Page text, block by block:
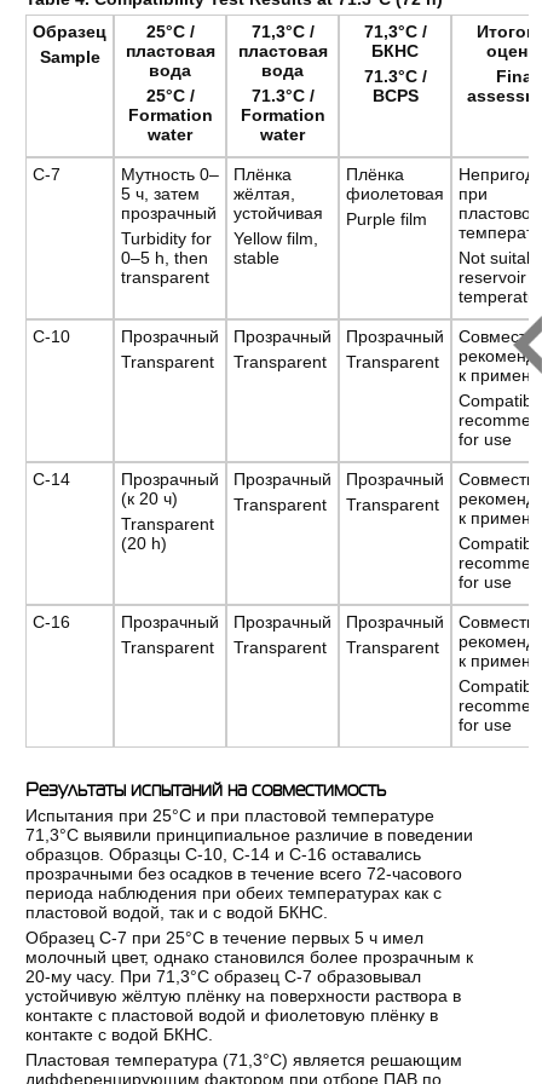
Образец
Sample
25°С /
пластовая
вода
25°C/
Formation
water
71,3°С /
пластовая
вода
71.3°C/
Formation
water
71,3°С /
БКНС
71.3°C /
BCPS
Final
С-7
Мутность 0–
5 ч, затем
прозрачный
Turbidity for
0–5 h, then
transparent
Плёнка
жёлтая,
устойчивая
Yellow film,
stable
Плёнка
фиолетовая
Purple film
при
пластовой
Not
reservoir
С-10
Прозрачный
Transparent
Прозрачный
Transparent
Прозрачный
Transparent
к
for use
С-14
Прозрачный
(к 20 ч)
Transparent
(20 h)
Прозрачный
Transparent
Прозрачный
Transparent
к
for use
С-16
Прозрачный
Transparent
Прозрачный
Transparent
Прозрачный
Transparent
к
for use
Результаты испытаний на совместимость
Испытания при 25°С и при пластовой температуре
71,3°С выявили принципиальное различие в поведении
образцов. Образцы С-10, С-14 и С-16 оставались
прозрачными без осадков в течение всего 72-часового
периода наблюдения при обеих температурах как с
пластовой водой, так и с водой БКНС.
Образец С-7 при 25°С в течение первых 5 ч имел
молочный цвет, однако становился более прозрачным к
20-му часу. При 71,3°С образец С-7 образовывал
устойчивую жёлтую плёнку на поверхности раствора в
контакте с пластовой водой и фиолетовую плёнку в
контакте с водой БКНС.
Пластовая температура (71,3°С) является решающим
дифференцирующим фактором при отборе ПАВ по